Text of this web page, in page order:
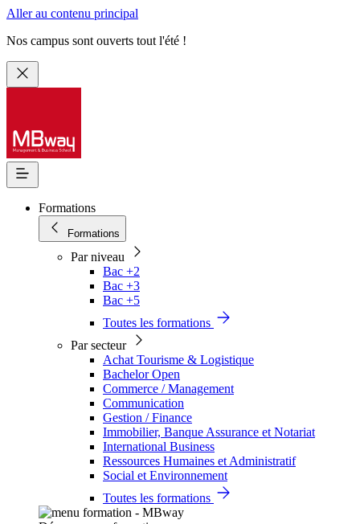
Aller au contenu principal
Nos campus sont ouverts tout l'été !
Formations
Formations
Par niveau
Bac +2
Bac +3
Bac +5
Toutes les formations
Par secteur
Achat Tourisme & Logistique
Bachelor Open
Commerce / Management
Communication
Gestion / Finance
Immobilier, Banque Assurance et Notariat
International Business
Ressources Humaines et Administratif
Social et Environnement
Toutes les formations